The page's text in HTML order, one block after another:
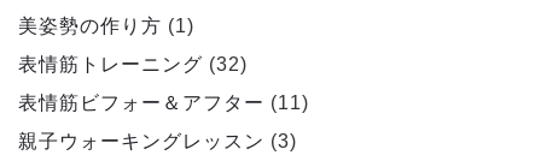
美姿勢の作り方 (1)
表情筋トレーニング (32)
表情筋ビフォー＆アフター (11)
親子ウォーキングレッスン (3)